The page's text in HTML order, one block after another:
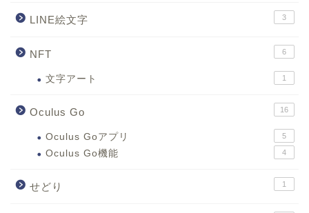
LINE絵文字 3
NFT 6
文字アート 1
Oculus Go 16
Oculus Goアプリ 5
Oculus Go機能 4
せどり 1